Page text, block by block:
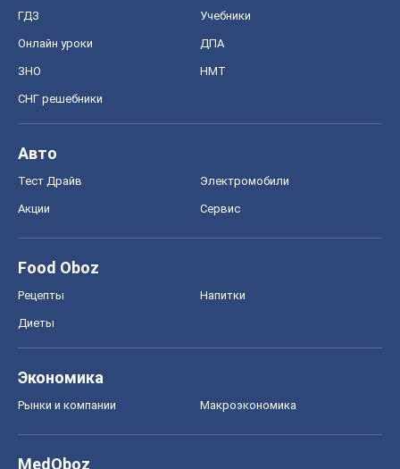
ГДЗ Учебники
Онлайн уроки ДПА
ЗНО НМТ
СНГ решебники
Авто
Тест Драйв Электромобили
Акции Сервис
Food Oboz
Рецепты Напитки
Диеты
Экономика
Рынки и компании Mакроэкономика
MedOboz